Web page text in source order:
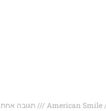
American Smile
תגובה אחת